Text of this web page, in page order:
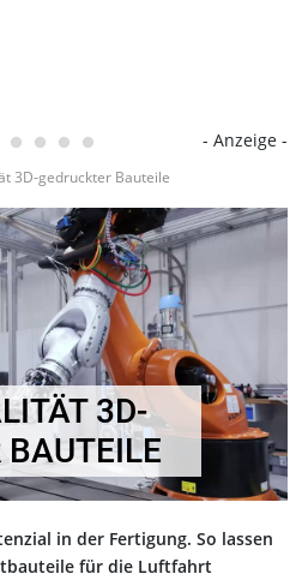
- Anzeige -
3D-gedruckter Bauteile
3D-
BAUTEILE
in der Fertigung. So lassen
für die Luftfahrt